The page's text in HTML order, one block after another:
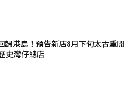
歸港島！預告新店8月下旬太古重開
史灣仔總店